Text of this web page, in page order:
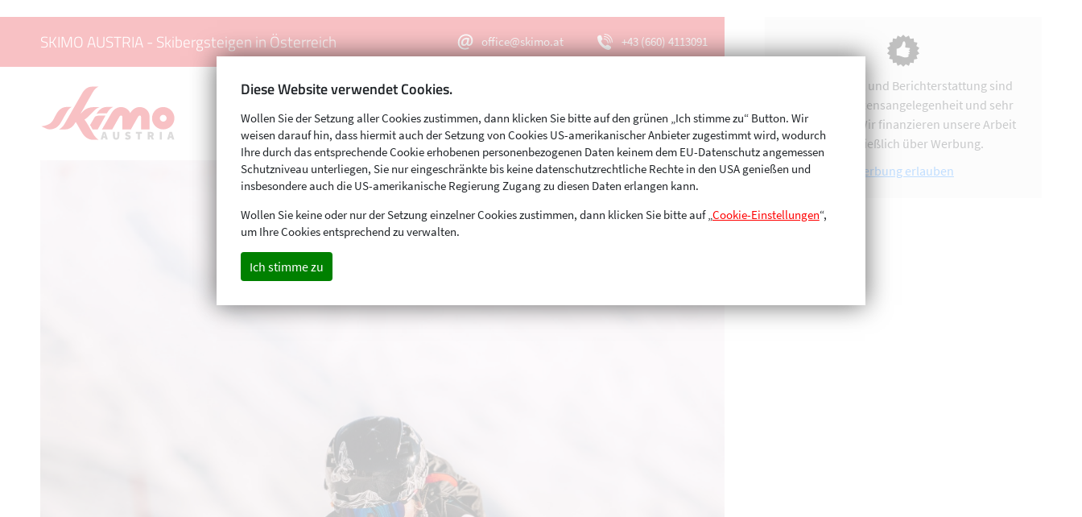
SKIMO AUSTRIA - Skibergsteigen in Österreich office@skimo.at +43 (660) 4113091
Menu
Vereinsarbeit und Berichterstattung sind
uns eine Herzensangelegenheit und sehr
zeitintensiv. Wir finanzieren unsere Arbeit
ausschließlich über Werbung.
Werbung erlauben
Diese Website verwendet Cookies.
Wollen Sie der Setzung aller Cookies zustimmen, dann klicken Sie bitte auf den grünen „Ich stimme zu“ Button. Wir
weisen darauf hin, dass hiermit auch der Setzung von Cookies US-amerikanischer Anbieter zugestimmt wird, wodurch
Ihre durch das entsprechende Cookie erhobenen personenbezogenen Daten keinem dem EU-Datenschutz angemessen
Schutzniveau unterliegen, Sie nur eingeschränkte bis keine datenschutzrechtliche Rechte in den USA genießen und
insbesondere auch die US-amerikanische Regierung Zugang zu diesen Daten erlangen kann.
Wollen Sie keine oder nur der Setzung einzelner Cookies zustimmen, dann klicken Sie bitte auf „Cookie-Einstellungen“,
um Ihre Cookies entsprechend zu verwalten.
Ich stimme zu